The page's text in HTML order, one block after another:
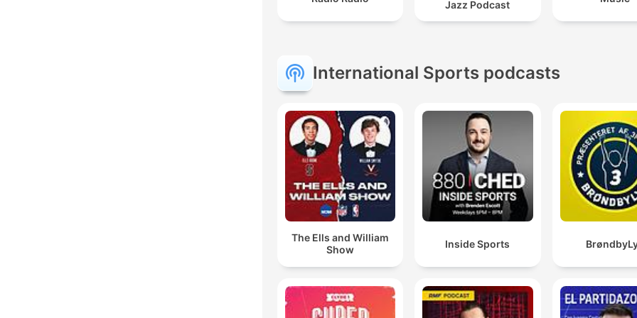
Jazz Podcast
International Sports podcasts
The Ells and William
Show
Inside Sports